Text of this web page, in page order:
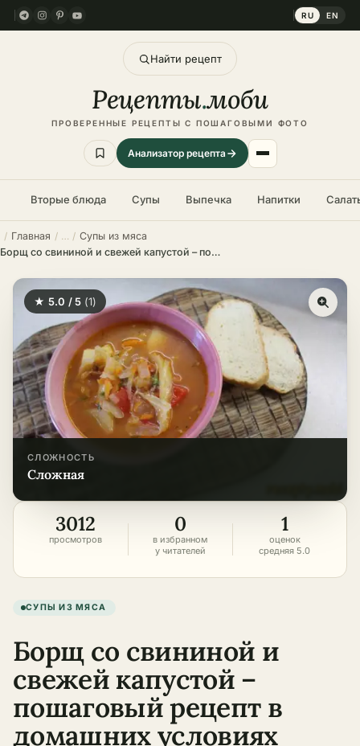
RU EN
Найти рецепт
Рецепты.моби
ПРОВЕРЕННЫЕ РЕЦЕПТЫ С ПОШАГОВЫМИ ФОТО
Анализатор рецепта
Вторые блюда Супы Выпечка Напитки
Главная
Супы из мяса
Борщ со свининой и свежей капустой – пошаговый рецепт в домашних условиях
★ 5.0 / 5 (1)
СЛОЖНОСТЬ
сложная
3012
просмотров
0
в избранном
у читателей
1
оценок
средняя 5.0
СУПЫ ИЗ МЯСА
Борщ со свининой и
свежей капустой –
пошаговый рецепт в
домашних условиях